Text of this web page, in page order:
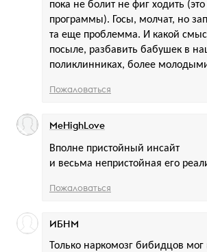
пока не болит не фиг ходить
программы). Госы, молчат, но
та еще проблемма. И какой
посыле, разбавить бабушек в
поликлинниках, более
Пожаловаться
Вполне пристойный инсайт
и весьма непристойная его
MeHighLove
Пожаловаться
Только наркомозг бибидцов мог
ИБНМ